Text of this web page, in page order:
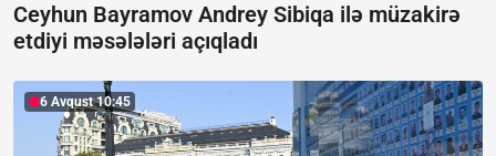
Ceyhun Bayramov Andrey Sibiqa ilə müzakirə
etdiyi məsələləri açıqladı
6 Avqust 10:45